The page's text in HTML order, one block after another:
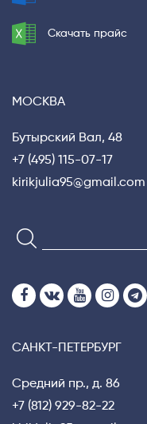
Скачать прайс
МОСКВА
Бутырский Вал, 48
+7 (495) 115-07-17
kirikjulia95@gmail.com
САНКТ-ПЕТЕРБУРГ
Средний пр., д. 86
+7 (812) 929-82-22